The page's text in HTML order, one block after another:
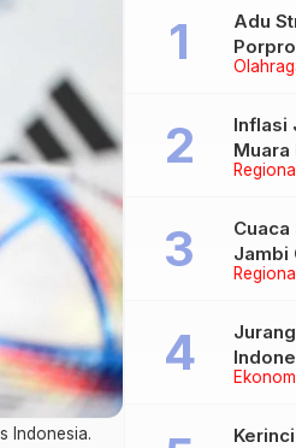
Indonesia.
Adu
Regional
Inflasi
Muara
Tinggi
Regional
Cuaca
Jambi
Gini